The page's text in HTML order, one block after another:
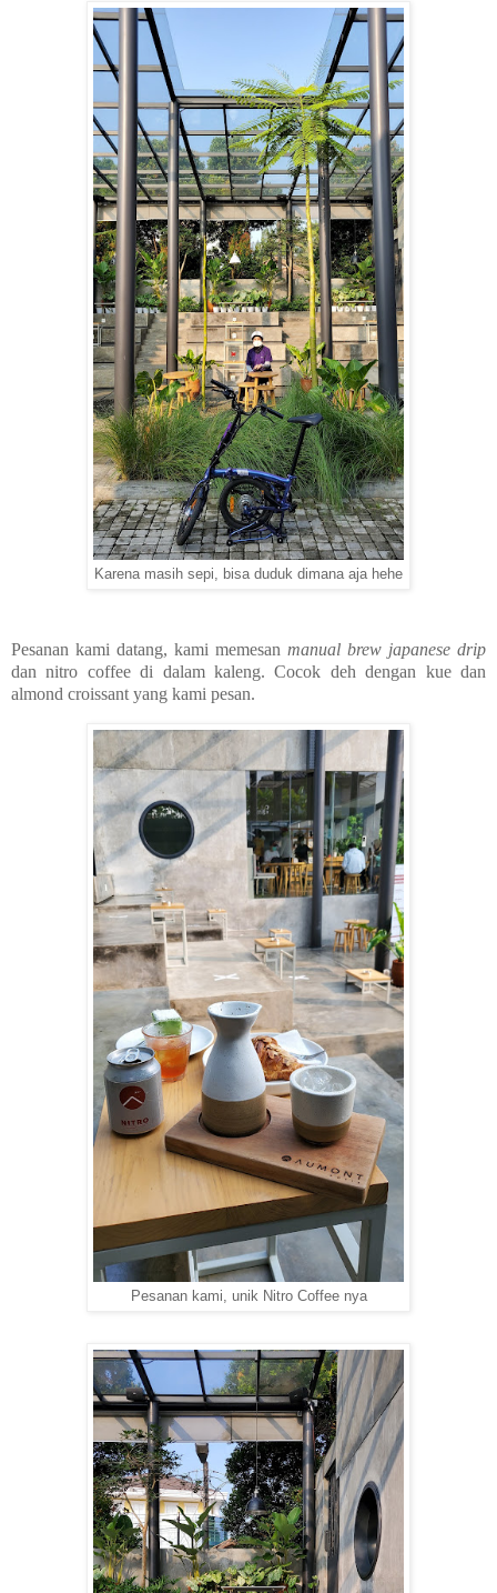
Karena masih sepi, bisa duduk dimana aja hehe
Pesanan kami datang, kami memesan manual brew japanese drip
dan nitro coffee di dalam kaleng. Cocok deh dengan kue dan
almond croissant yang kami pesan.
Pesanan kami, unik Nitro Coffee nya